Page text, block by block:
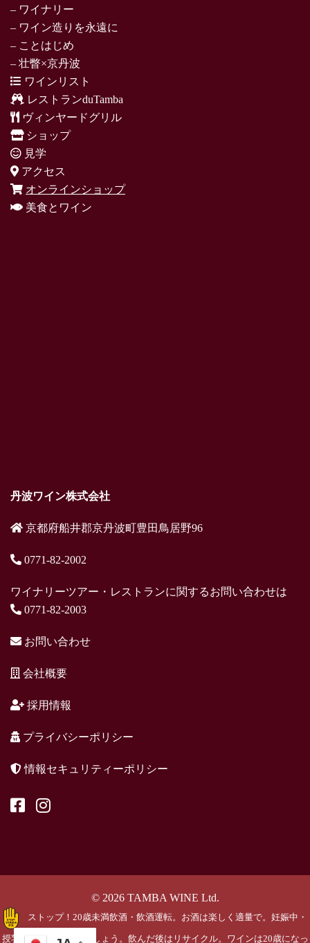
– ワイナリー
– ワイン造りを永遠に
– ことはじめ
– 壮瞥×京丹波
ワインリスト
レストランduTamba
ヴィンヤードグリル
ショップ
見学
アクセス
オンラインショップ
美食とワイン
丹波ワイン株式会社
京都府船井郡京丹波町豊田鳥居野96
0771-82-2002
ワイナリーツアー・レストランに関するお問い合わせは
0771-82-2003
お問い合わせ
会社概要
採用情報
プライバシーポリシー
情報セキュリティーポリシー
© 2026 TAMBA WINE Ltd.
ストップ！20歳未満飲酒・飲酒運転。お酒は楽しく適量で。妊娠中・
授乳期の飲酒はやめましょう。飲んだ後はリサイクル。ワインは20歳になっ